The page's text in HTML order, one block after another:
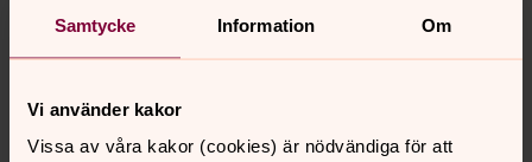
Samtycke Information Om
Vi använder kakor
Vissa av våra kakor (cookies) är nödvändiga för att
odlare och anställda i länder med utbredd fattigdom kan
förbättra sina arbets- och levnadsvillkor. Läs mer på